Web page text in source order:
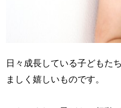
日々成長している子どもた
ましく嬉しいものです。